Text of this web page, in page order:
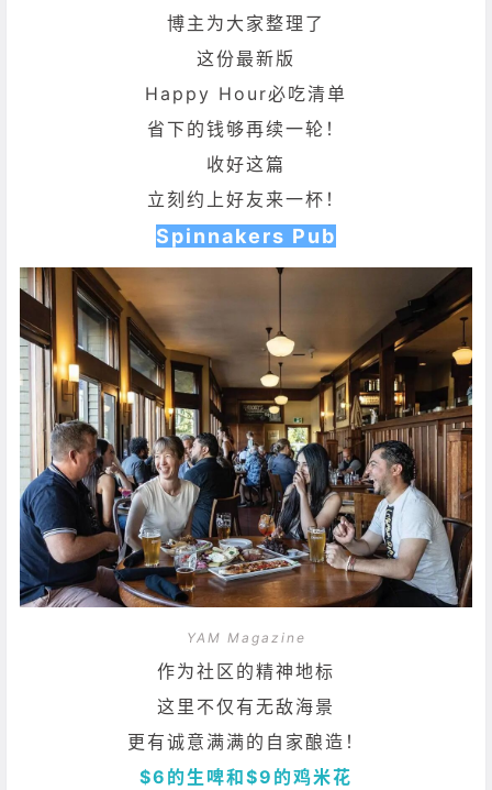
博主为大家整理了
这份最新版
Happy Hour必吃清单
省下的钱够再续一轮！
收好这篇
立刻约上好友来一杯！
Spinnakers Pub
YAM Magazine
作为社区的精神地标
这里不仅有无敌海景
更有诚意满满的自家酿造！
$6的生啤和$9的鸡米花